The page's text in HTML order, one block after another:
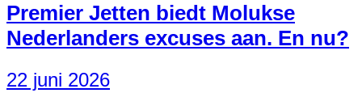
Premier Jetten biedt Molukse
Nederlanders excuses aan. En nu?
22 juni 2026